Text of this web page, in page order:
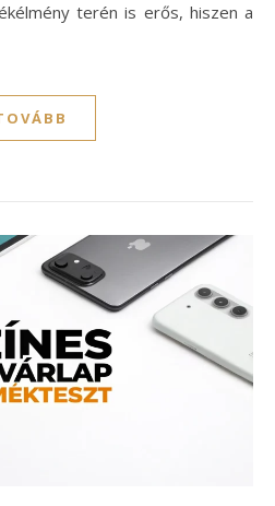
terén is erős, hiszen a